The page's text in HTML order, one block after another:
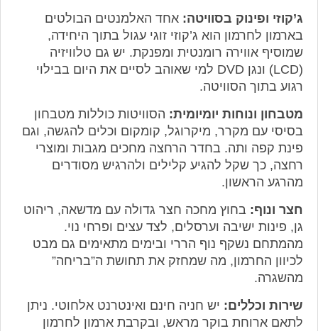
ג’קוזי ופינוק בסוויטה: אחד האלמנטים הבולטים
בארמון לחרמון הוא ג’קוזי זוגי עגול בתוך היחידה,
שמוסיף אווירה רומנטית ומפנקת. יש גם טלוויזיה
(LCD) ונגן DVD למי שאוהב לסיים את היום בבילוי
רגוע בתוך הסוויטה.
מטבחון ונוחות יומיומית: הסוויטות כוללות מטבחון
בסיסי עם מקרר, מיקרוגל, קומקום וכלים להגשה, וגם
פינת קפה ותה. בחדר הרחצה מחכים מגבות ומוצרי
רחצה, כך שקל להגיע קלילים ולהרגיש מסודרים
מהרגע הראשון.
חצר ונוף: בחוץ מחכה חצר גדולה עם מדשאה, ריהוט
גן, פינות ישיבה וערסלים, לצד עצים ופרחי נוי.
מהמתחם נשקף נוף הררי ובימים מתאימים גם מבט
לכיוון החרמון, מה שמחזק את תחושת ה”בריחה”
מהשגרה.
שירות וכללים: יש חניה חינם ואינטרנט אלחוטי. ניתן
לתאם ארוחת בוקר מראש, ובקרבת ארמון לחרמון